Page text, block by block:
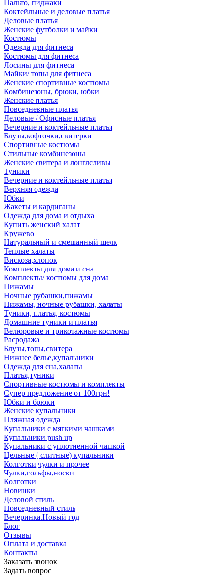
Пальто, пиджаки
Коктейльные и деловые платья
Деловые платья
Женские футболки и майки
Костюмы
Одежда для фитнеса
Костюмы для фитнеса
Лосины для фитнеса
Майки/ топы для фитнеса
Женские спортивные костюмы
Комбинезоны, брюки, юбки
Женские платья
Повседневные платья
Деловые / Офисные платья
Вечерние и коктейльные платья
Блузы,кофточки,свитерки
Спортивные костюмы
Стильные комбинезоны
Женские свитера и лонглсливы
Туники
Вечерние и коктейльные платья
Верхняя одежда
Юбки
Жакеты и кардиганы
Одежда для дома и отдыха
Купить женский халат
Кружево
Натуральный и смешанный шелк
Теплые халаты
Вискоза,хлопок
Комплекты для дома и сна
Комплекты/ костюмы для дома
Пижамы
Ночные рубашки,пижамы
Пижамы, ночные рубашки, халаты
Туники, платья, костюмы
Домашние туники и платья
Велюровые и трикотажные костюмы
Расродажа
Блузы,топы,свитера
Нижнее белье,купальники
Одежда для сна,халаты
Платья,туники
Спортивные костюмы и комплекты
Супер предложение от 100грн!
Юбки и брюки
Женские купальники
Пляжная одежда
Купальники с мягкими чашками
Купальники push up
Купальники с уплотненной чашкой
Цельные ( слитные) купальники
Колготки,чулки и прочее
Чулки,гольфы,носки
Колготки
Новинки
Деловой стиль
Повседневный стиль
Вечеринка.Новый год
Блог
Отзывы
Оплата и доставка
Контакты
Заказать звонок
Задать вопрос